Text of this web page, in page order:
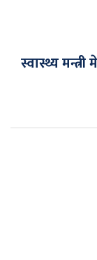
स्वास्थ्य